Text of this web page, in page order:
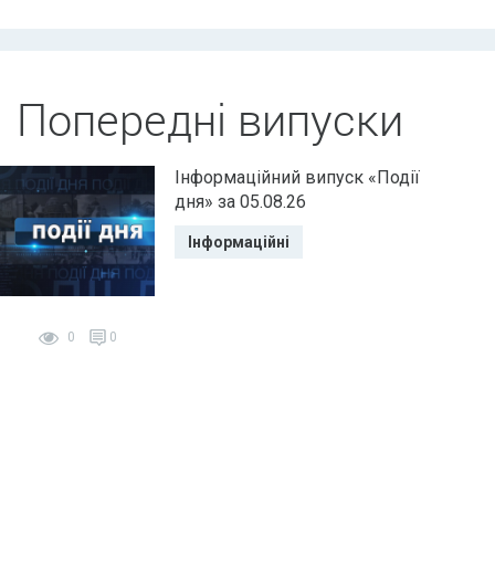
Попередні випуски
0 0
Інформаційний випуск «Події
дня» за 05.08.26
Інформаційні